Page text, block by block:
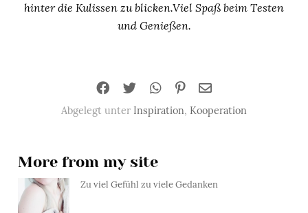
hinter die Kulissen zu blicken.Viel Spaß beim Testen
und Genießen.
Abgelegt unter Inspiration, Kooperation
More from my site
Zu viel Gefühl zu viele Gedanken